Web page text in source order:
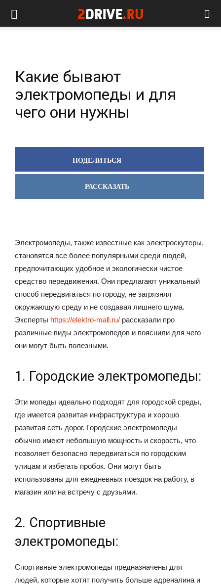
Какие бывают
электромопеды и для
чего они нужны
ПОДЕЛИТЬСЯ
РАССКАЗАТЬ
Электромопеды, также известные как электроскутеры,
становятся все более популярными среди людей,
предпочитающих удобное и экологически чистое
средство передвижения. Они предлагают уникальный
способ передвигаться по городу, не загрязняя
окружающую среду и не создавая лишнего шума.
Эксперты https://elektro-mall.ru/ рассказали про
различные виды электромопедов и пояснили для чего
они могут быть полезными.
1. Городские электромопеды:
Эти мопеды идеально подходят для городской среды,
где имеется развитая инфраструктура и хорошо
развитая сеть дорог. Городские электромопеды
обычно имеют небольшую мощность и скорость, что
позволяет безопасно передвигаться по городским
улицам и избегать пробок. Они могут быть
использованы для ежедневных поездок на работу, в
магазин или на встречу с друзьями.
2. Спортивные
электромопеды:
Спортивные электромопеды предназначены для
людей, которые хотят получить больше адреналина и